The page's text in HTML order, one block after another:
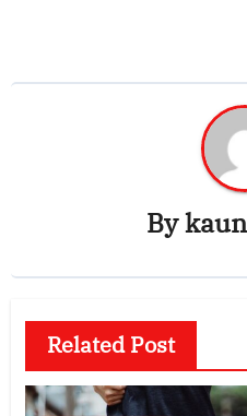
By
Related Post